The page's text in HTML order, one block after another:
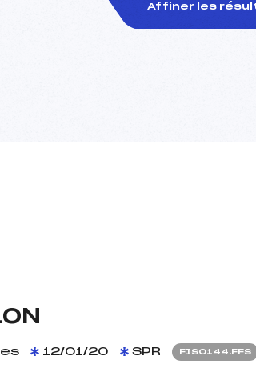
Affiner les
12/01/20 SPR FIS0144.FFS